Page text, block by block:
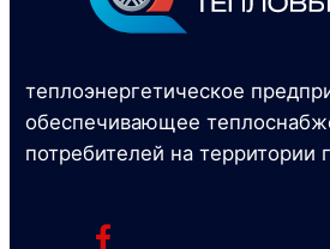
теплоэнергетическое
обеспечивающее
потребителей на территории